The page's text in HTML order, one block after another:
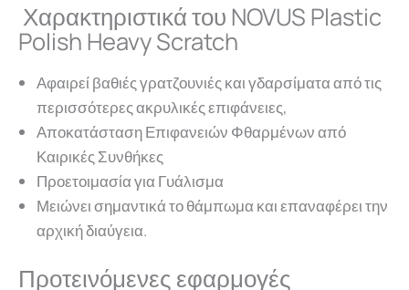
Χαρακτηριστικά του NOVUS Plastic
Polish Heavy Scratch
Αφαιρεί βαθιές γρατζουνιές και γδαρσίματα από τις
περισσότερες ακρυλικές επιφάνειες,
Αποκατάσταση Επιφανειών Φθαρμένων από
Καιρικές Συνθήκες
Προετοιμασία για Γυάλισμα
Μειώνει σημαντικά το θάμπωμα και επαναφέρει την
αρχική διαύγεια.
Προτεινόμενες εφαρμογές